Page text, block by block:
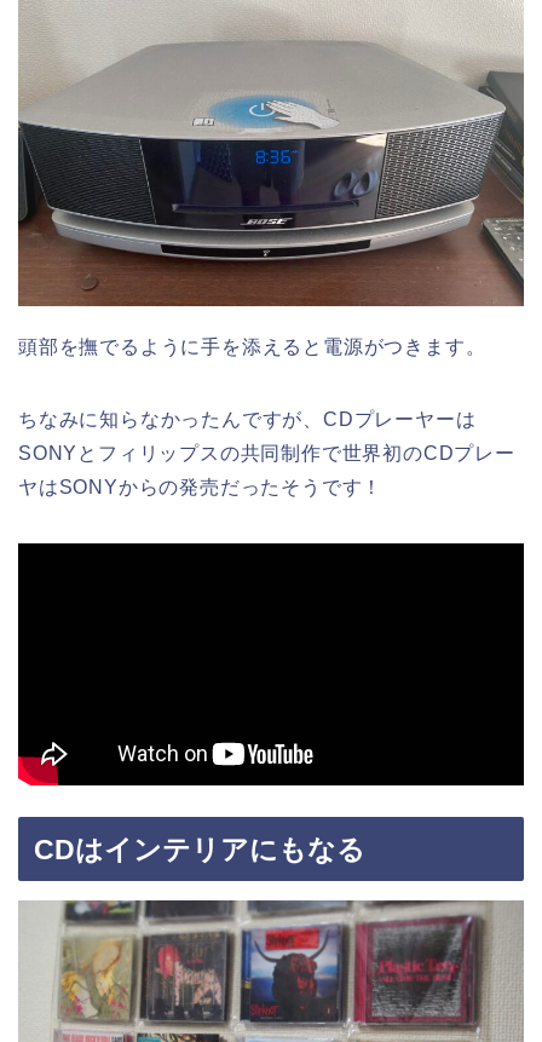
頭部を撫でるように手を添えると電源がつきます。
ちなみに知らなかったんですが、CDプレーヤーは
SONYとフィリップスの共同制作で世界初のCDプレー
ヤはSONYからの発売だったそうです！
CDはインテリアにもなる